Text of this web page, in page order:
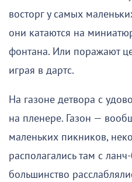
восторг у самых
они катаются на
фонтана. Или поражают
играя в дартс.
На газоне детвора с
на пленере. Газон —
маленьких пикников,
располагались там с
большинство